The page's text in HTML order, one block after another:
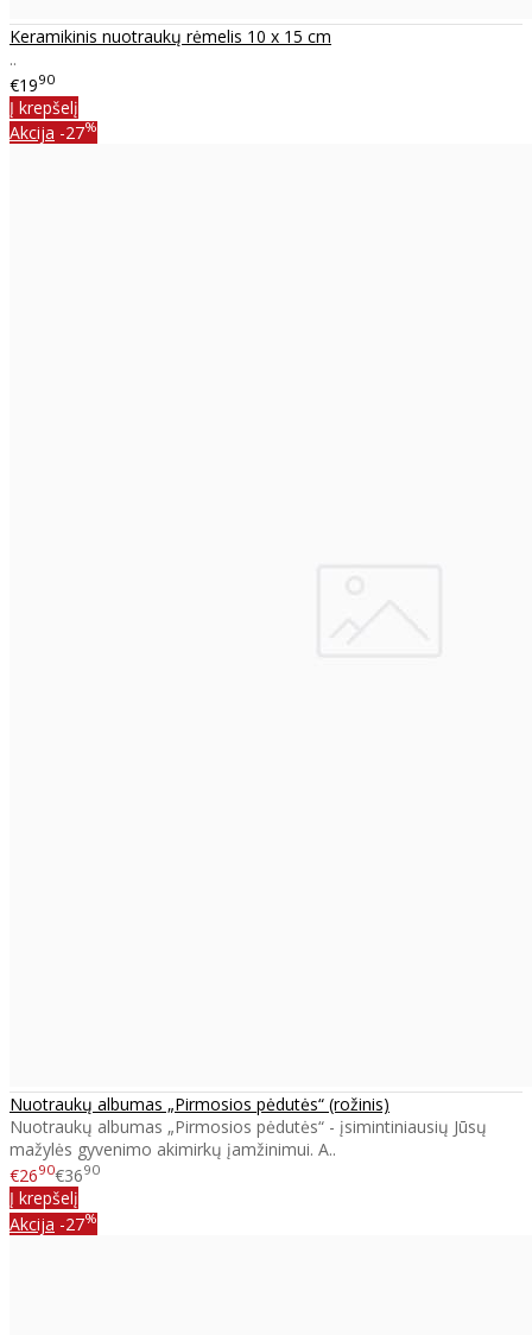
Keramikinis nuotraukų rėmelis 10 x 15 cm
..
€1990
Į krepšelį
Akcija -27%
Nuotraukų albumas „Pirmosios pėdutės“ (rožinis)
Nuotraukų albumas „Pirmosios pėdutės“ - įsimintiniausių Jūsų
mažylės gyvenimo akimirkų įamžinimui. A..
€2690€3690
Į krepšelį
Akcija -27%